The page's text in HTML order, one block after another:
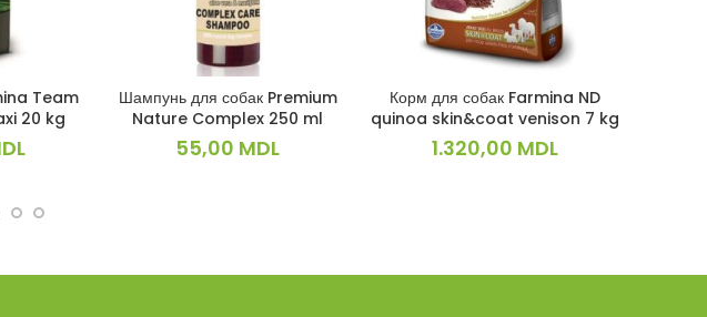
Team
20 kg
В КОРЗИНУ
Шампунь для собак Premium
Nature Complex 250 ml
55,00 MDL
В КОРЗИНУ
Корм для собак Farmina ND
quinoa skin&coat venison 7 kg
1.320,00 MDL